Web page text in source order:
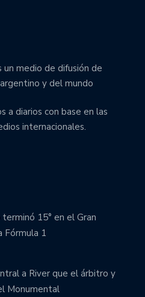
medio de difusión de
y del mundo
a diarios con base en las
internacionales.
15° en el Gran
Fórmula 1
a River que el árbitro y
Monumental